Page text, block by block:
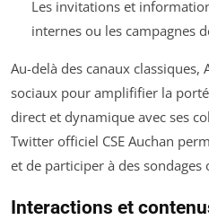
Les invitations et
internes ou les campagnes
Au-delà des canaux
sociaux pour amplififier la
direct et dynamique avec ses
Twitter officiel CSE Auchan
et de participer à des sondages
Interactions et